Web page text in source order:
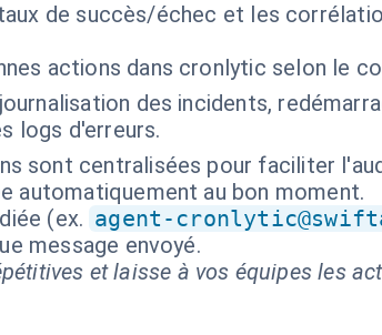
de succès/échec et les
actions dans cronlytic selon le
des incidents,
logs d'erreurs.
sont centralisées pour faciliter
automatiquement au bon moment.
(ex. agent-
message envoyé.
et laisse à vos équipes les